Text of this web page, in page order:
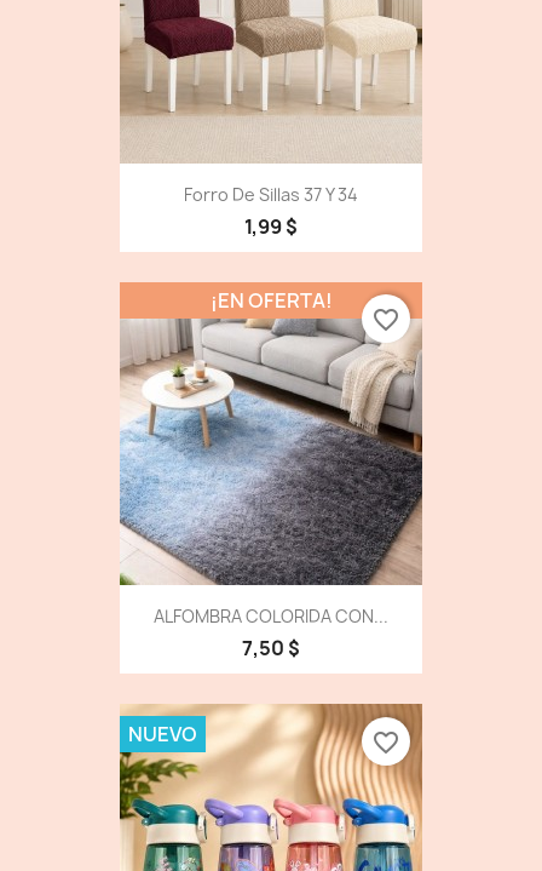
Forro De Sillas 37 Y 34
1,99 $
ALFOMBRA COLORIDA CON...
7,50 $
¡EN OFERTA!
favorite_border
NUEVO favorite_border